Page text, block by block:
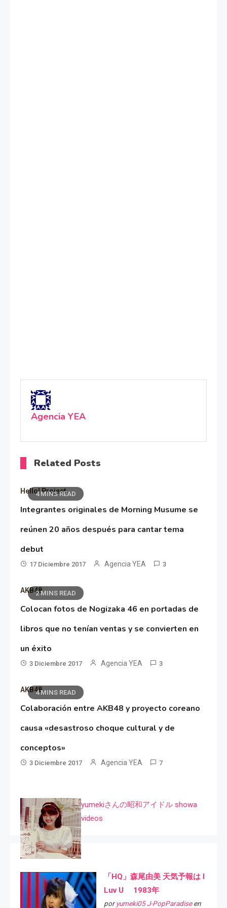
Agencia YEA
Related Posts
4 MINS READ
Hello! Project
Integrantes originales de Morning Musume se
reúnen 20 años después para cantar tema
debut
17 Diciembre 2017 Agencia YEA 3
2 MINS READ
AKB48
Colocan fotos de Nogizaka 46 en portadas de
libros que no tenían ventas y se convierten en
un éxito
3 Diciembre 2017 Agencia YEA 3
4 MINS READ
AKB48
Colaboración entre AKB48 y proyecto coreano
causa «desastroso choque cultural y de
conceptos»
3 Diciembre 2017 Agencia YEA 7
yumekiさんの昭和アイドル showa
videos
「HQ」森尾由美 天気予報は I
Luv U 1983年
por yumeki05 J-PopParadiseen